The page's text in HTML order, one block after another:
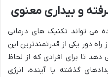
و بیداری معنوی
می تواند تکنیک های درمانی
راه دور یکی از قدرتمندترین این
تا برای افرادی که از لحاظ
گذشته یا آینده، انرژی